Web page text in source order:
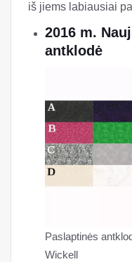
iš jiems labiausiai
2016 m.
antklodė
Paslaptinės
Wickell